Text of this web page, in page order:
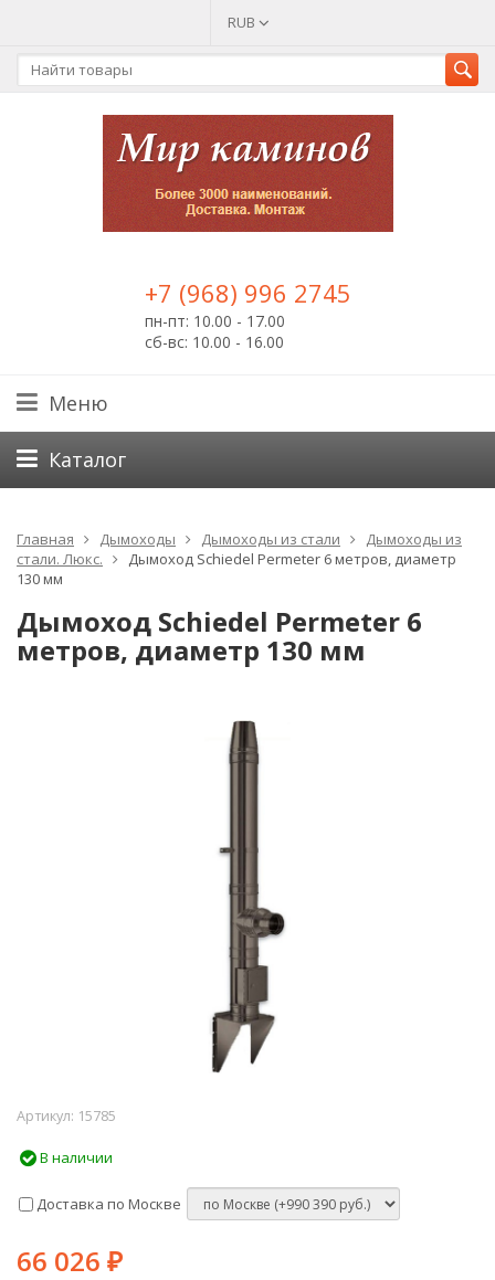
RUB
+7 (968) 996 2745
пн-пт: 10.00 - 17.00
сб-вс: 10.00 - 16.00
Меню
Каталог
Главная Дымоходы Дымоходы из стали
Дымоходы из
стали. Люкс.
Дымоход Schiedel Permeter 6 метров, диаметр
130 мм
Дымоход Schiedel Permeter 6
метров, диаметр 130 мм
Артикул: 15785
В наличии
Доставка по Москве
66 026 ₽